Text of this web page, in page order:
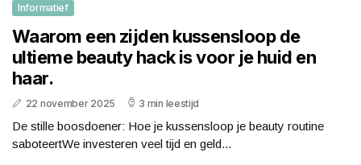
Informatief
Waarom een zijden kussensloop de
ultieme beauty hack is voor je huid en
haar.
22 november 2025 3 min leestijd
De stille boosdoener: Hoe je kussensloop je beauty routine
saboteertWe investeren veel tijd en geld...